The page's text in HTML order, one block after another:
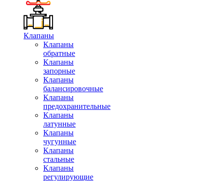
Клапаны
Клапаны
обратные
Клапаны
запорные
Клапаны
балансировочные
Клапаны
предохранительные
Клапаны
латунные
Клапаны
чугунные
Клапаны
стальные
Клапаны
регулирующие